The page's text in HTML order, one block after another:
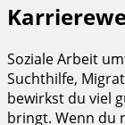
Soziale Arbeit
Suchthilfe,
bewirkst du viel
bringt. Wenn du